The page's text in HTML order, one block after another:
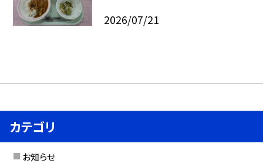
2026/07/21
カテゴリ
お知らせ